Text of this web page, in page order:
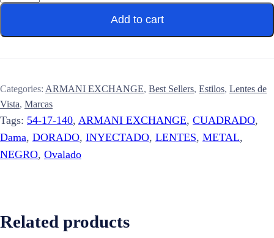
Add to cart
Categories: ARMANI EXCHANGE, Best Sellers, Estilos, Lentes de
Vista, Marcas
Tags: 54-17-140, ARMANI EXCHANGE, CUADRADO,
Dama, DORADO, INYECTADO, LENTES, METAL,
NEGRO, Ovalado
Related products